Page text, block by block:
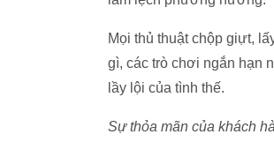
Mọi thủ thuật chộp giựt,
gì, các trò chơi ngắn hạn
lầy lội của tình thế.
Sự thỏa mãn của khách